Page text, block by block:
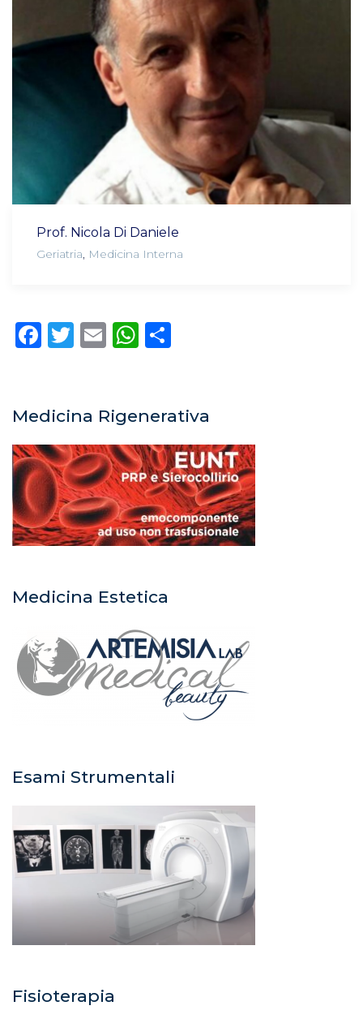
Prof. Nicola Di Daniele
Geriatria, Medicina Interna
Facebook
Twitter
EmailWhatsApp
Medicina Rigenerativa
Medicina Estetica
Esami Strumentali
Fisioterapia